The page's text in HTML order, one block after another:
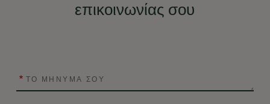
επικοινωνίας σου
ΤΟ ΜΗΝΥΜΑ ΣΟΥ